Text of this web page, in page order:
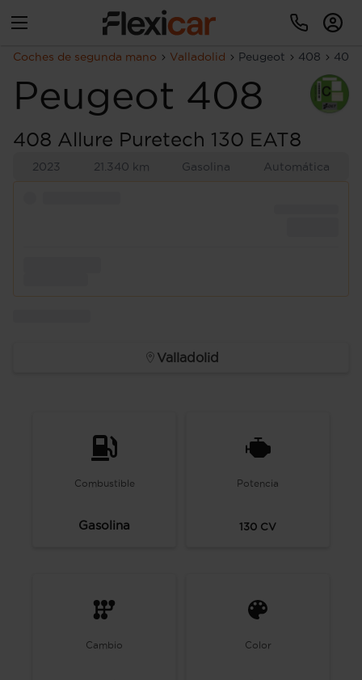
Coches de segunda mano Valladolid Peugeot 408 408
Peugeot 408
408 Allure Puretech 130 EAT8
2023 21.340 km Gasolina Automática
Valladolid
Combustible
Gasolina
Potencia
130 CV
Cambio Color